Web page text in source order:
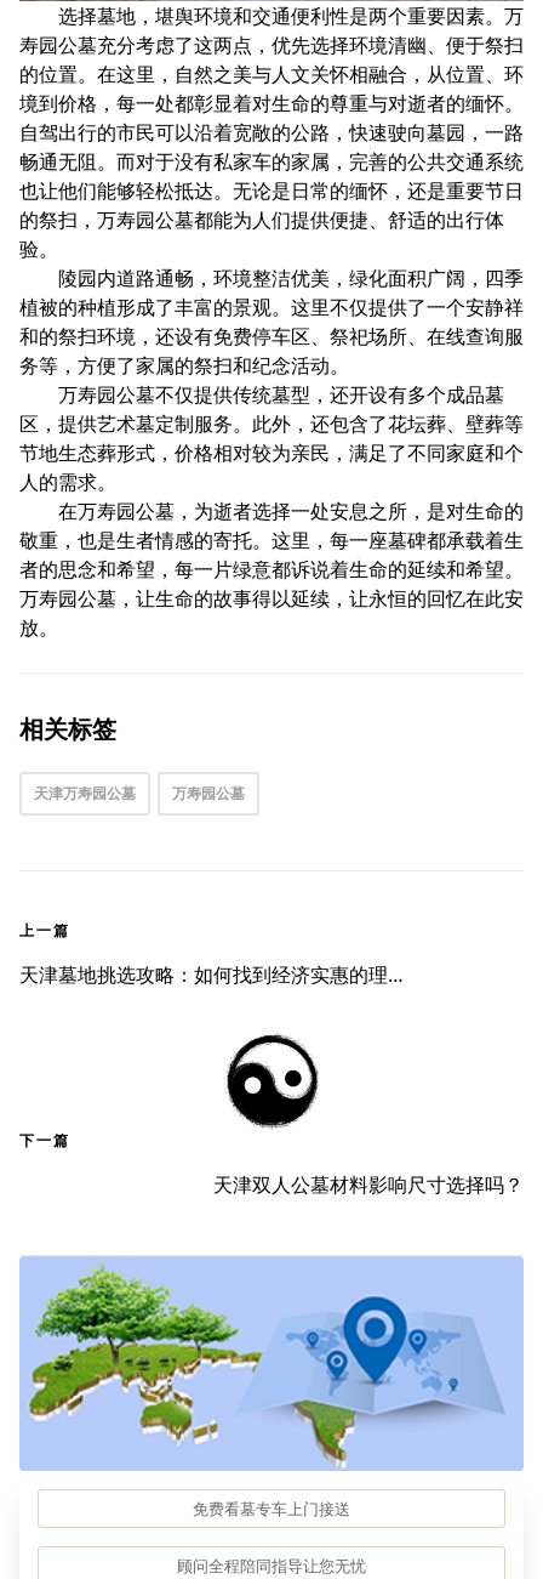
选择墓地，堪舆环境和交通便利性是两个重要因素。万
寿园公墓充分考虑了这两点，优先选择环境清幽、便于祭扫
的位置。在这里，自然之美与人文关怀相融合，从位置、环
境到价格，每一处都彰显着对生命的尊重与对逝者的缅怀。
自驾出行的市民可以沿着宽敞的公路，快速驶向墓园，一路
畅通无阻。而对于没有私家车的家属，完善的公共交通系统
也让他们能够轻松抵达。无论是日常的缅怀，还是重要节日
的祭扫，万寿园公墓都能为人们提供便捷、舒适的出行体
验。
陵园内道路通畅，环境整洁优美，绿化面积广阔，四季
植被的种植形成了丰富的景观。这里不仅提供了一个安静祥
和的祭扫环境，还设有免费停车区、祭祀场所、在线查询服
务等，方便了家属的祭扫和纪念活动。
万寿园公墓不仅提供传统墓型，还开设有多个成品墓
区，提供艺术墓定制服务。此外，还包含了花坛葬、壁葬等
节地生态葬形式，价格相对较为亲民，满足了不同家庭和个
人的需求。
在万寿园公墓，为逝者选择一处安息之所，是对生命的
敬重，也是生者情感的寄托。这里，每一座墓碑都承载着生
者的思念和希望，每一片绿意都诉说着生命的延续和希望。
万寿园公墓，让生命的故事得以延续，让永恒的回忆在此安
放。
相关标签
天津万寿园公墓 万寿园公墓
上一篇
天津墓地挑选攻略：如何找到经济实惠的理想之选？
下一篇
天津双人公墓材料影响尺寸选择吗？
免费看墓专车上门接送
顾问全程陪同指导让您无忧